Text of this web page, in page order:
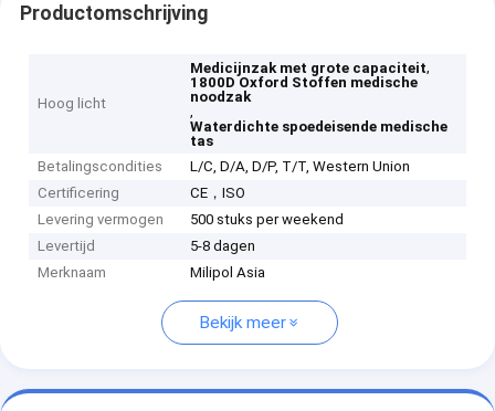
Productomschrijving
Hoog licht
Medicijnzak met grote capaciteit,
1800D Oxford Stoffen medische
noodzak
,
Waterdichte spoedeisende medische
tas
Betalingscondities
L/C, D/A, D/P, T/T, Western Union
Certificering
CE，ISO
Levering vermogen
500 stuks per weekend
Levertijd
5-8 dagen
Merknaam
Milipol Asia
Bekijk meer